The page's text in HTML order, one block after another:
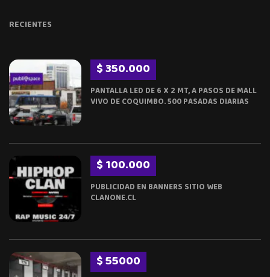
RECIENTES
$ 350.000
PANTALLA LED DE 6 X 2 MT, A PASOS DE MALL
VIVO DE COQUIMBO. 500 PASADAS DIARIAS
$ 100.000
PUBLICIDAD EN BANNERS SITIO WEB
CLANONE.CL
$ 55000